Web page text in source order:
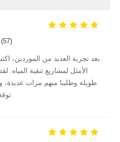
بعد تجربة العديد من الموردين،
الأمثل لمشاريع تنقية المياه.
طويلة وطلبنا منهم مرات عديدة،